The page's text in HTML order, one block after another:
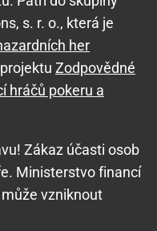
s. r. o., která je
her
Zodpovědné
hráčů pokeru a
Zákaz účasti osob
Ministerstvo financí
vzniknout